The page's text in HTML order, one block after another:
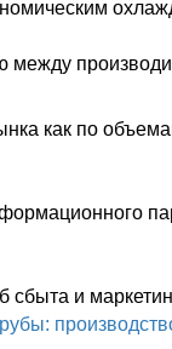
между
как по
сбыта и